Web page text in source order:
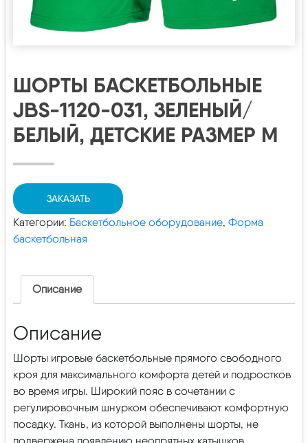
ШОРТЫ БАСКЕТБОЛЬНЫЕ
JBS-1120-031, ЗЕЛЕНЫЙ/
БЕЛЫЙ, ДЕТСКИЕ РАЗМЕР M
ЗАКАЗАТЬ
Категории: Баскетбольное оборудование, Форма
баскетбольная
Описание
Описание
Шорты игровые баскетбольные прямого свободного
кроя для максимального комфорта детей и подростков
во время игры. Широкий пояс в сочетании с
регулировочным шнурком обеспечивают комфортную
посадку. Ткань, из которой выполнены шорты, не